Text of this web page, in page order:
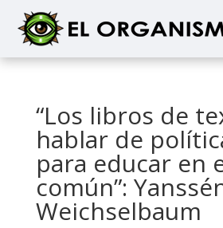
“Los libros de
hablar de
para educar en
común”:
Weichselbaum